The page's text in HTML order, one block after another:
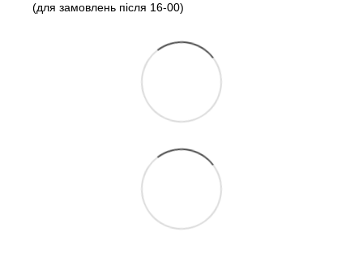
(для замовлень після 16-00)